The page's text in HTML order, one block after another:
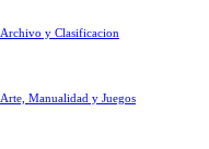
Archivo y Clasificacion
Arte, Manualidad y Juegos